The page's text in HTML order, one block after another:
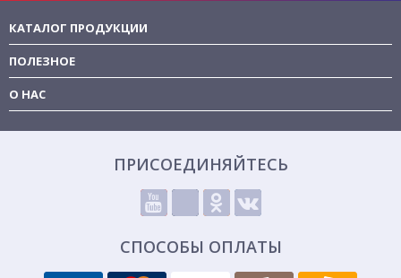
КАТАЛОГ ПРОДУКЦИИ
ПОЛЕЗНОЕ
О НАС
ПРИСОЕДИНЯЙТЕСЬ
СПОСОБЫ ОПЛАТЫ